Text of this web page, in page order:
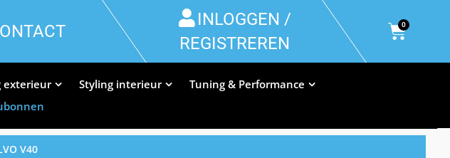
INLOGGEN /
REGISTREREN
0
exterieur Styling interieur
Tuning & Performance
V40